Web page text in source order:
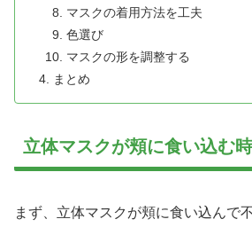
マスクの着用方法を工夫
色選び
マスクの形を調整する
まとめ
立体マスクが頬に食い込む
まず、立体マスクが頬に食い込んで